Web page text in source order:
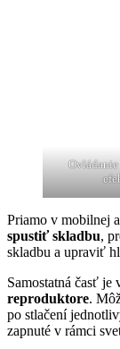
Priamo v mobilnej
spustiť skladbu,
skladbu a upraviť
Samostatná časť je
reproduktore.
po stlačení
zapnuté v rámci